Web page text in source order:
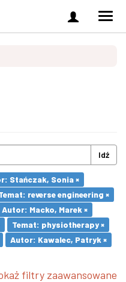
Zaloguj
się
Idź
Stańczak, Sonia ×
reverse engineering ×
Autor: Macko, Marek ×
Temat: physiotherapy ×
Autor: Kawalec, Patryk ×
filtry zaawansowane